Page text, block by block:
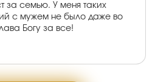
за семью. У меня таких
с мужем не было даже во
Богу за все!